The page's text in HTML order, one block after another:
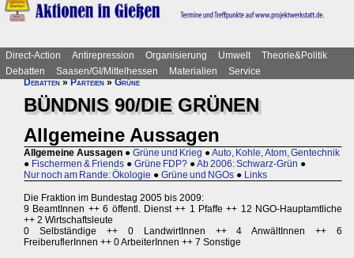
Direct-Action Antirepression Organisierung Umwelt
Theorie&Politik
Debatten
Saasen/GI/Mittelhessen Materialien
Service
Debatten»Parteien»Grüne
BÜNDNIS 90/DIE GRÜNEN
Allgemeine Aussagen
Allgemeine Aussagen ● Grüne und Krieg ●Auto, Kohle, Atom, Gentechnik
● Fischermen & Friends ● Grüne FDP? ●Ab 2006: Schwarz-Grün ●
Nur noch am Rande: Ökologie ● Grüne und NGOs ● Links
Die Fraktion im Bundestag 2005 bis 2009:
9 BeamtInnen ++ 6 öffentl. Dienst ++ 1 Pfaffe ++ 12 NGO-Hauptamtliche
++ 2 Wirtschaftsleute
0 Selbständige ++ 0 LandwirtInnen ++ 4 AnwältInnen ++ 6
FreiberuflerInnen ++ 0 ArbeiterInnen ++ 7 Sonstige